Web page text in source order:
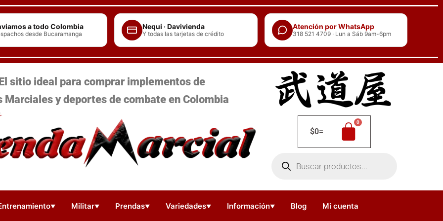
a todo Colombia
desde Bucaramanga
Nequi · Davivienda
Y todas las tarjetas de crédito
Atención por WhatsApp
318 521 4709 · Lun a Sáb 9am-6pm
sitio ideal para comprar implementos de
Marciales y deportes de combate en Colombia
$0=
productos
▼ Militar▼ Prendas▼ Variedades▼ Información▼ Blog Mi cuenta